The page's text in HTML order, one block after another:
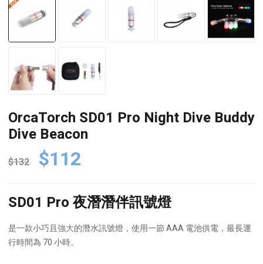
OrcaTorch SD01 Pro Night Dive Buddy
Dive Beacon
$132 Original
was:
$132.
$112
is:
$112.
SD01 Pro 夜潛潛伴訊號燈
是一款小巧且強大的潛水訊號燈 ，使用一節 AAA 電池供電，最長運
行時間為 70 小時。